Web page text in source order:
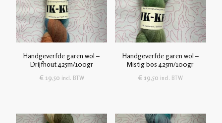
Handgeverfde garen wol –
Drijfhout 425m/100gr
€ 19,50 incl. BTW
Handgeverfde garen wol –
Mistig bos 425m/100gr
€ 19,50 incl. BTW